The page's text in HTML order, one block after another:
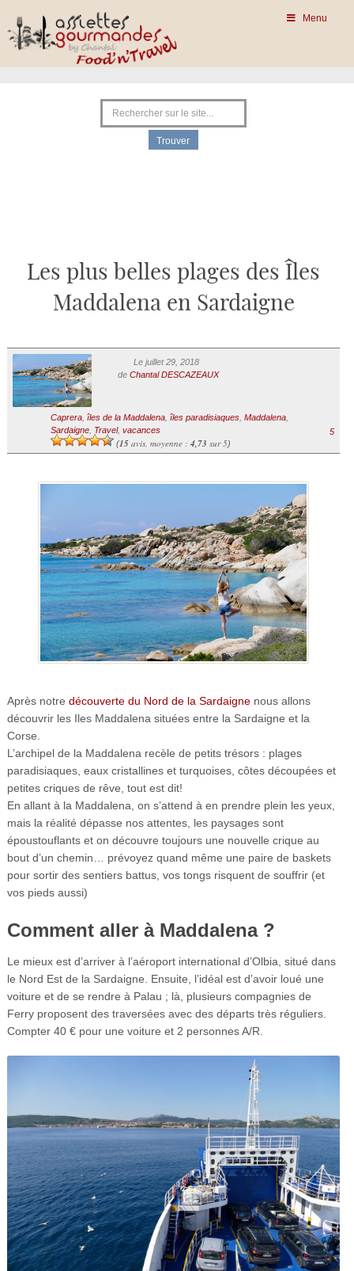
Menu
Les plus belles plages des Îles
Maddalena en Sardaigne
Le juillet 29, 2018
de Chantal DESCAZEAUX
Caprera, îles de la Maddalena, îles paradisiaques, Maddalena,
Sardaigne, Travel, vacances
(15avis, moyenne : 4,73 sur 5)
5
Après notre découverte du Nord de la Sardaignenous allons
découvrir les Iles Maddalena situées entre la Sardaigne et la
Corse.
L’archipel de la Maddalena recèle de petits trésors : plages
paradisiaques, eaux cristallines et turquoises, côtes découpées et
petites criques de rêve, tout est dit!
En allant à la Maddalena, on s’attend à en prendre plein les yeux,
mais la réalité dépasse nos attentes, les paysages sont
époustouflants et on découvre toujours une nouvelle crique au
bout d’un chemin… prévoyez quand même une paire de baskets
pour sortir des sentiers battus, vos tongs risquent de souffrir (et
vos pieds aussi)
Comment aller à Maddalena ?
Le mieux est d’arriver à l’aéroport international d’Olbia, situé dans
le Nord Est de la Sardaigne. Ensuite, l’idéal est d’avoir loué une
voiture et de se rendre à Palau ; là, plusieurs compagnies de
Ferry proposent des traversées avec des départs très réguliers.
Compter 40 € pour une voiture et 2 personnes A/R.